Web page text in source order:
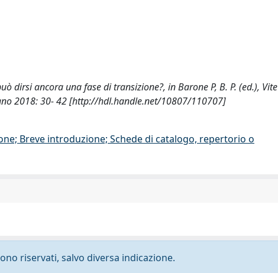
dirsi ancora una fase di transizione?, in Barone P, B. P. (ed.), Vite
2018: 30- 42 [http://hdl.handle.net/10807/110707]
Breve introduzione; Schede di catalogo, repertorio o
riservati, salvo diversa indicazione.